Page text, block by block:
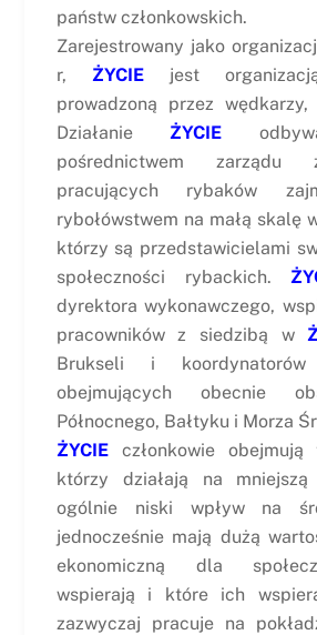
państw członkowskich.
Zarejestrowany jako
r, ŻYCIEjest
prowadzoną przez
Działanie ŻYCIE
pośrednictwem zarządu
pracujących rybaków
rybołówstwem na małą skalę
którzy są przedstawicielami
społeczności rybackich.
dyrektora wykonawczego,
pracowników z siedzibą w
Brukseli i koordynatorów
obejmujących obecnie
Północnego, Bałtyku i Morza
ŻYCIEczłonkowie obejmują
którzy działają na
ogólnie niski wpływ na
jednocześnie mają dużą
ekonomiczną dla
wspierają i które ich
zazwyczaj pracuje na